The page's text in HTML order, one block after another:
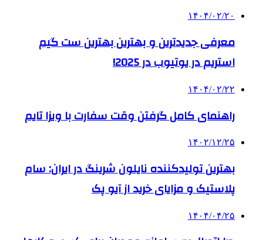
۱۴۰۴/۰۲/۲۰
معرفی جدیدترین و بهترین بهترین ست گیم
استریم در یوتیوب در 2025!
۱۴۰۴/۰۲/۲۲
راهنمای کامل گرفتن وقت سفارت با ویزا تایم
۱۴۰۲/۱۲/۲۵
بهترین تولیدکننده نایلون شرینگ در ایران: سام
پلاستیک و مزایای خرید از آیو پک
۱۴۰۴/۰۴/۲۵